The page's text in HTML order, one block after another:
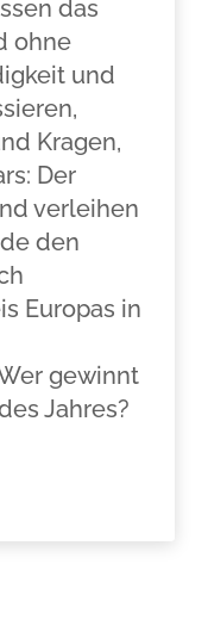
das
ohne
und
Kragen,
Der
verleihen
den
Europas in
gewinnt
Jahres?